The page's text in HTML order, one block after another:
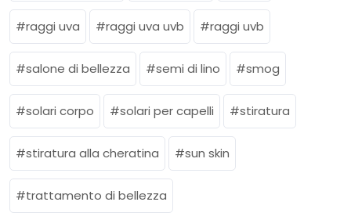
raggi uva raggi uva uvb raggi uvb
salone di bellezza semi di lino smog
solari corpo solari per capelli stiratura
stiratura alla cheratina sun skin
trattamento di bellezza